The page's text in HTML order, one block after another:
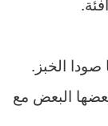
الخبز.
البعض مع